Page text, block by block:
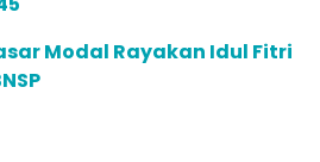
Modal Rayakan Idul Fitri